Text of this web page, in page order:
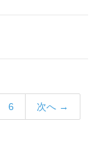
6 次へ →